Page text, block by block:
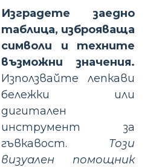
Изградете заедно
таблица, изброяваща
символи и техните
възможни значения.
Използвайте лепкави
бележки или
дигитален
инструмент за
гъвкавост. Този
визуален помощник